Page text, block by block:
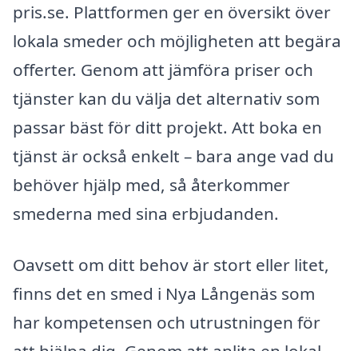
pris.se. Plattformen ger en översikt över
lokala smeder och möjligheten att begära
offerter. Genom att jämföra priser och
tjänster kan du välja det alternativ som
passar bäst för ditt projekt. Att boka en
tjänst är också enkelt – bara ange vad du
behöver hjälp med, så återkommer
smederna med sina erbjudanden.
Oavsett om ditt behov är stort eller litet,
finns det en smed i Nya Långenäs som
har kompetensen och utrustningen för